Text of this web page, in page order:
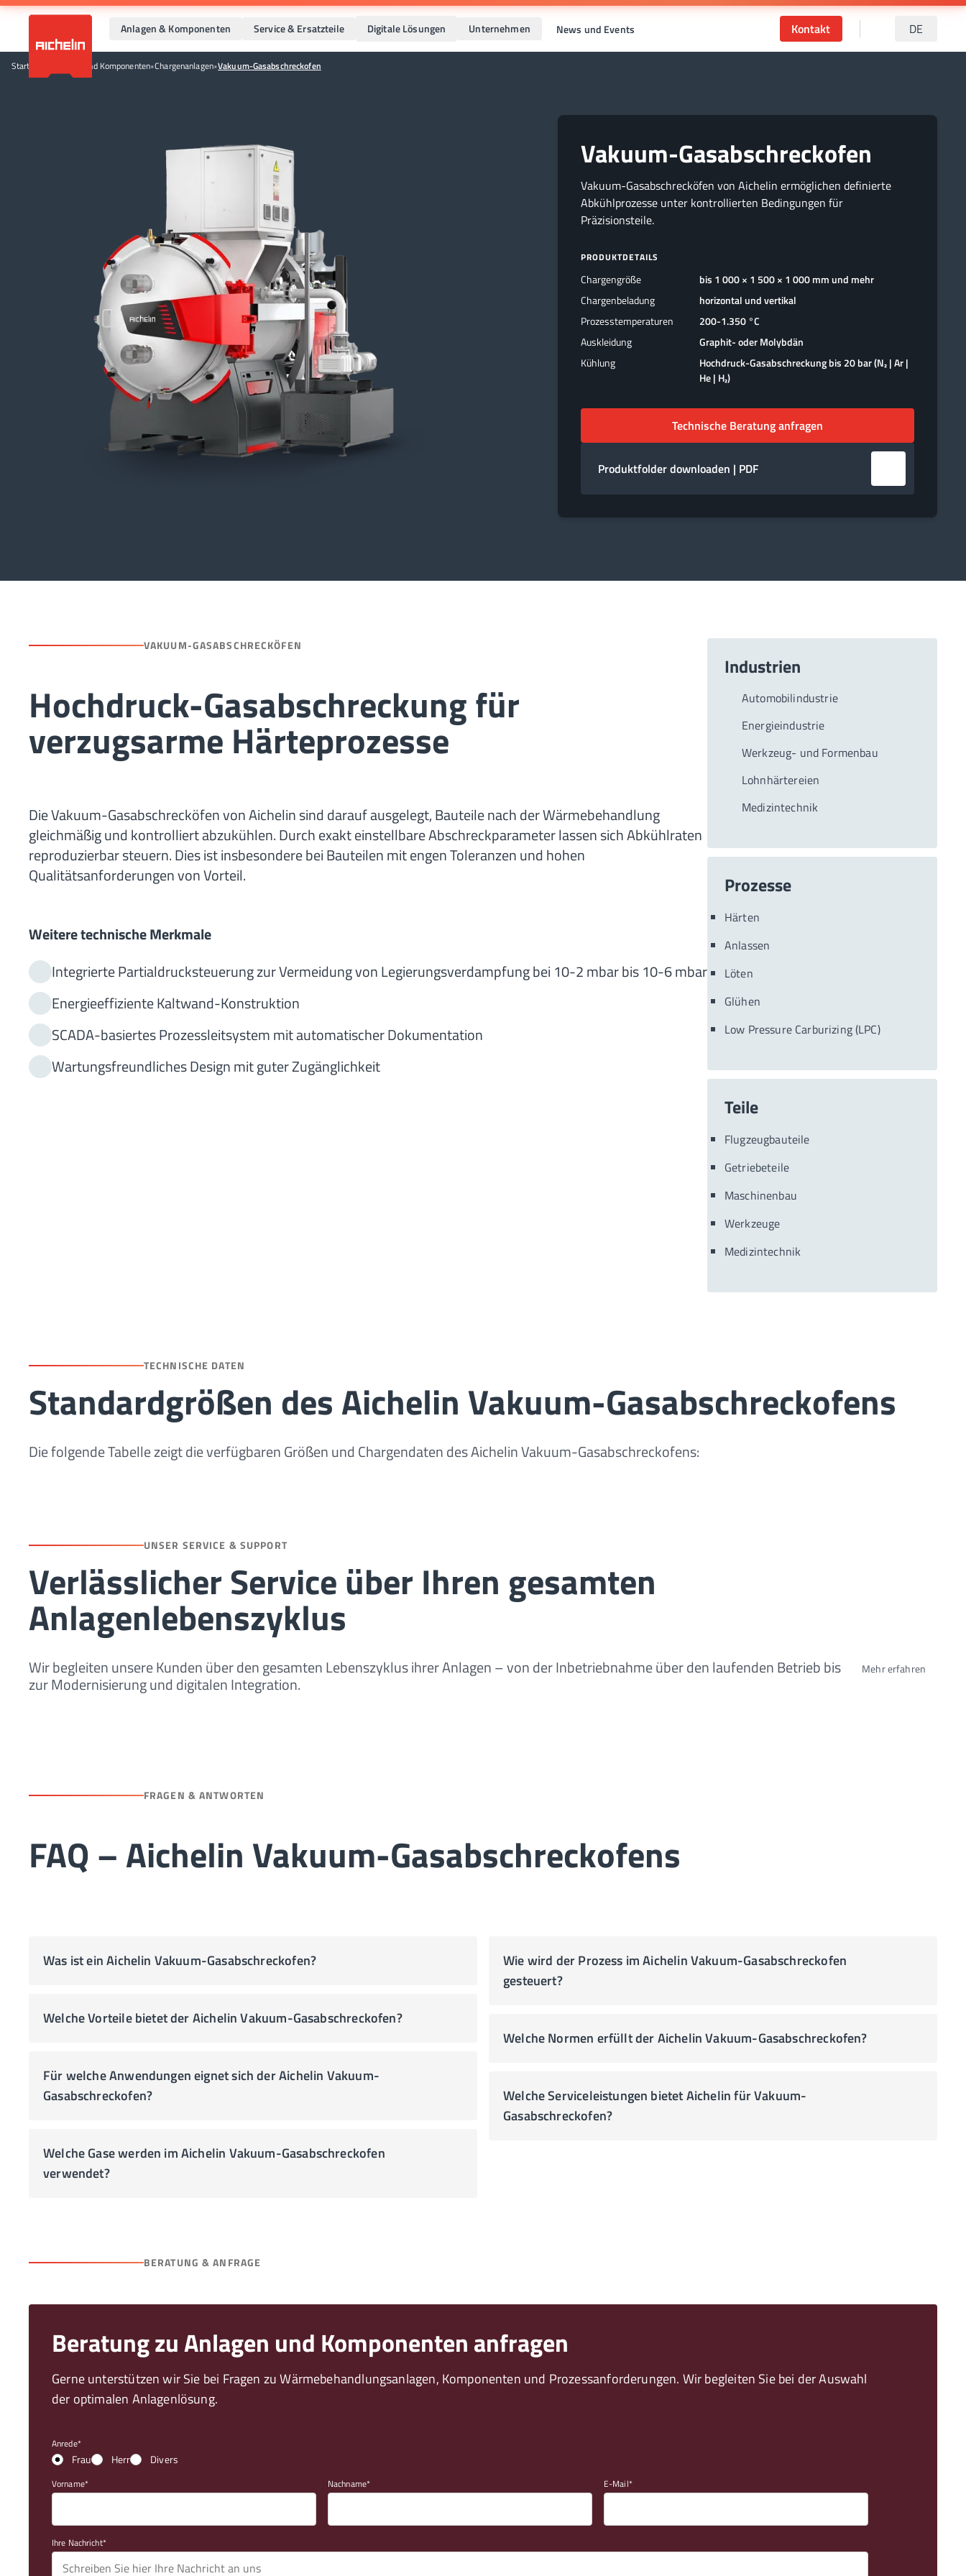
Anlagen & Komponenten Service & Ersatzteile Digitale Lösungen Unternehmen News und Events Kontakt DE
Startseite Anlagen und Komponenten•Chargenanlagen•Vakuum-Gasabschreckofen
Vakuum-Gasabschreckofen
Vakuum-Gasabschrecköfen von Aichelin ermöglichen definierte
Abkühlprozesse unter kontrollierten Bedingungen für
Präzisionsteile.
PRODUKTDETAILS
Chargengröße
bis 1 000 × 1 500 × 1 000 mm und mehr
Chargenbeladung
horizontal und vertikal
Prozesstemperaturen
200-1.350 °C
Auskleidung
Graphit- oder Molybdän
Kühlung
Hochdruck-Gasabschreckung bis 20 bar (N₂ | Ar |
He | H₂)
Technische Beratung anfragen
Produktfolder downloaden | PDF
VAKUUM-GASABSCHRECKÖFEN
Hochdruck-Gasabschreckung für
verzugsarme Härteprozesse
Die Vakuum-Gasabschrecköfen von Aichelin sind darauf ausgelegt, Bauteile nach der Wärmebehandlung
gleichmäßig und kontrolliert abzukühlen. Durch exakt einstellbare Abschreckparameter lassen sich Abkühlraten
reproduzierbar steuern. Dies ist insbesondere bei Bauteilen mit engen Toleranzen und hohen
Qualitätsanforderungen von Vorteil.
Weitere technische Merkmale
Integrierte Partialdrucksteuerung zur Vermeidung von Legierungsverdampfung bei 10-2 mbar bis 10-6 mbar
Energieeffiziente Kaltwand-Konstruktion
SCADA-basiertes Prozessleitsystem mit automatischer Dokumentation
Wartungsfreundliches Design mit guter Zugänglichkeit
Industrien
Automobilindustrie
Energieindustrie
Werkzeug- und Formenbau
Lohnhärtereien
Medizintechnik
Prozesse
Härten
Anlassen
Löten
Glühen
Low Pressure Carburizing (LPC)
Teile
Flugzeugbauteile
Getriebeteile
Maschinenbau
Werkzeuge
Medizintechnik
TECHNISCHE DATEN
Standardgrößen des Aichelin Vakuum-Gasabschreckofens
Die folgende Tabelle zeigt die verfügbaren Größen und Chargendaten des Aichelin Vakuum-Gasabschreckofens:
UNSER SERVICE & SUPPORT
Verlässlicher Service über Ihren gesamten
Anlagenlebenszyklus
Wir begleiten unsere Kunden über den gesamten Lebenszyklus ihrer Anlagen – von der Inbetriebnahme über den laufenden Betrieb bis
zur Modernisierung und digitalen Integration.
Mehr erfahren
FRAGEN & ANTWORTEN
FAQ – Aichelin Vakuum-Gasabschreckofens
Was ist ein Aichelin Vakuum-Gasabschreckofen?
Welche Vorteile bietet der Aichelin Vakuum-Gasabschreckofen?
Für welche Anwendungen eignet sich der Aichelin Vakuum-
Gasabschreckofen?
Welche Gase werden im Aichelin Vakuum-Gasabschreckofen
verwendet?
Wie wird der Prozess im Aichelin Vakuum-Gasabschreckofen
gesteuert?
Welche Normen erfüllt der Aichelin Vakuum-Gasabschreckofen?
Welche Serviceleistungen bietet Aichelin für Vakuum-
Gasabschreckofen?
BERATUNG & ANFRAGE
Beratung zu Anlagen und Komponenten anfragen
Gerne unterstützen wir Sie bei Fragen zu Wärmebehandlungsanlagen, Komponenten und Prozessanforderungen. Wir begleiten Sie bei der Auswahl
der optimalen Anlagenlösung.
Anrede
Frau Herr Divers
Vorname Nachname E-Mail
Ihre Nachricht